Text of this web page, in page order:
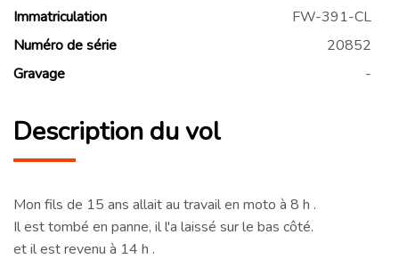
Immatriculation
FW-391-CL
Numéro de série
20852
Gravage
-
Description du vol
Mon fils de 15 ans allait au travail en moto à 8 h .
Il est tombé en panne, il l'a laissé sur le bas côté.
et il est revenu à 14 h .